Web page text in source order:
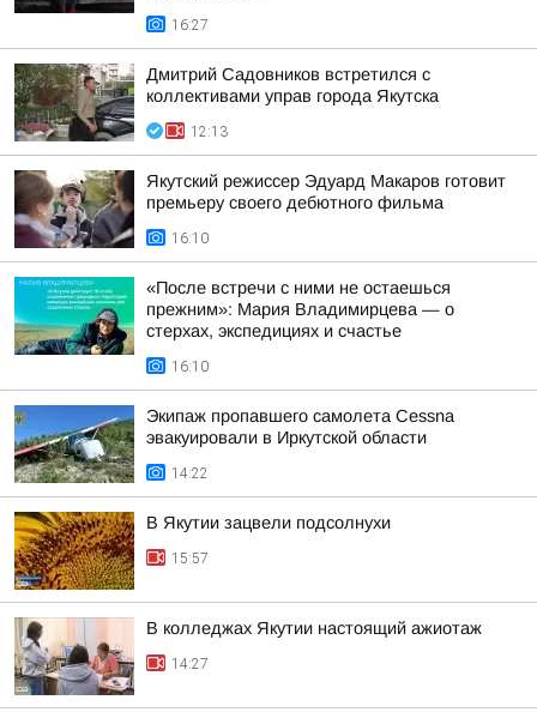
16:27
Дмитрий Садовников встретился с
коллективами управ города Якутска
12:13
Якутский режиссер Эдуард Макаров готовит
премьеру своего дебютного фильма
16:10
«После встречи с ними не остаешься
прежним»: Мария Владимирцева — о
стерхах, экспедициях и счастье
16:10
Экипаж пропавшего самолета Cessna
эвакуировали в Иркутской области
14:22
В Якутии зацвели подсолнухи
15:57
В колледжах Якутии настоящий ажиотаж
14:27